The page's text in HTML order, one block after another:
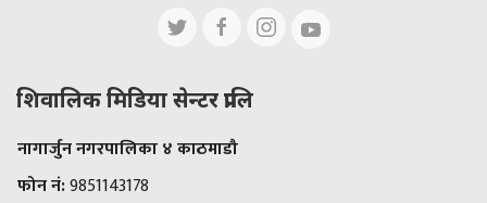
शिवालिक मिडिया सेन्टर प्रालि
नागार्जुन नगरपालिका ४ काठमाडौ
फोन नं:9851143178